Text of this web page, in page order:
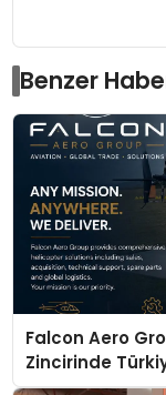
Benzer
Falcon Aero
Zincirinde